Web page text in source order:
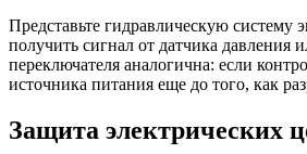
Представьте гидравлическую систему
получить сигнал от датчика давления
переключателя аналогична: если
источника питания еще до того, как
Защита электрических